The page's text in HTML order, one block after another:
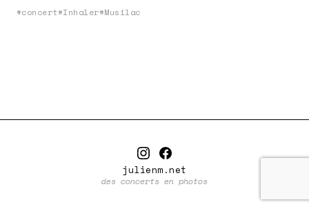
concert Inhaler Musilac
julienm.net
des concerts en photos